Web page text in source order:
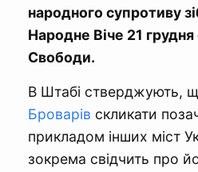
народного супротиву
Народне Віче 21
Свободи.
В Штабі стверджують,
Броварів скликати
прикладом інших міст
зокрема свідчить про